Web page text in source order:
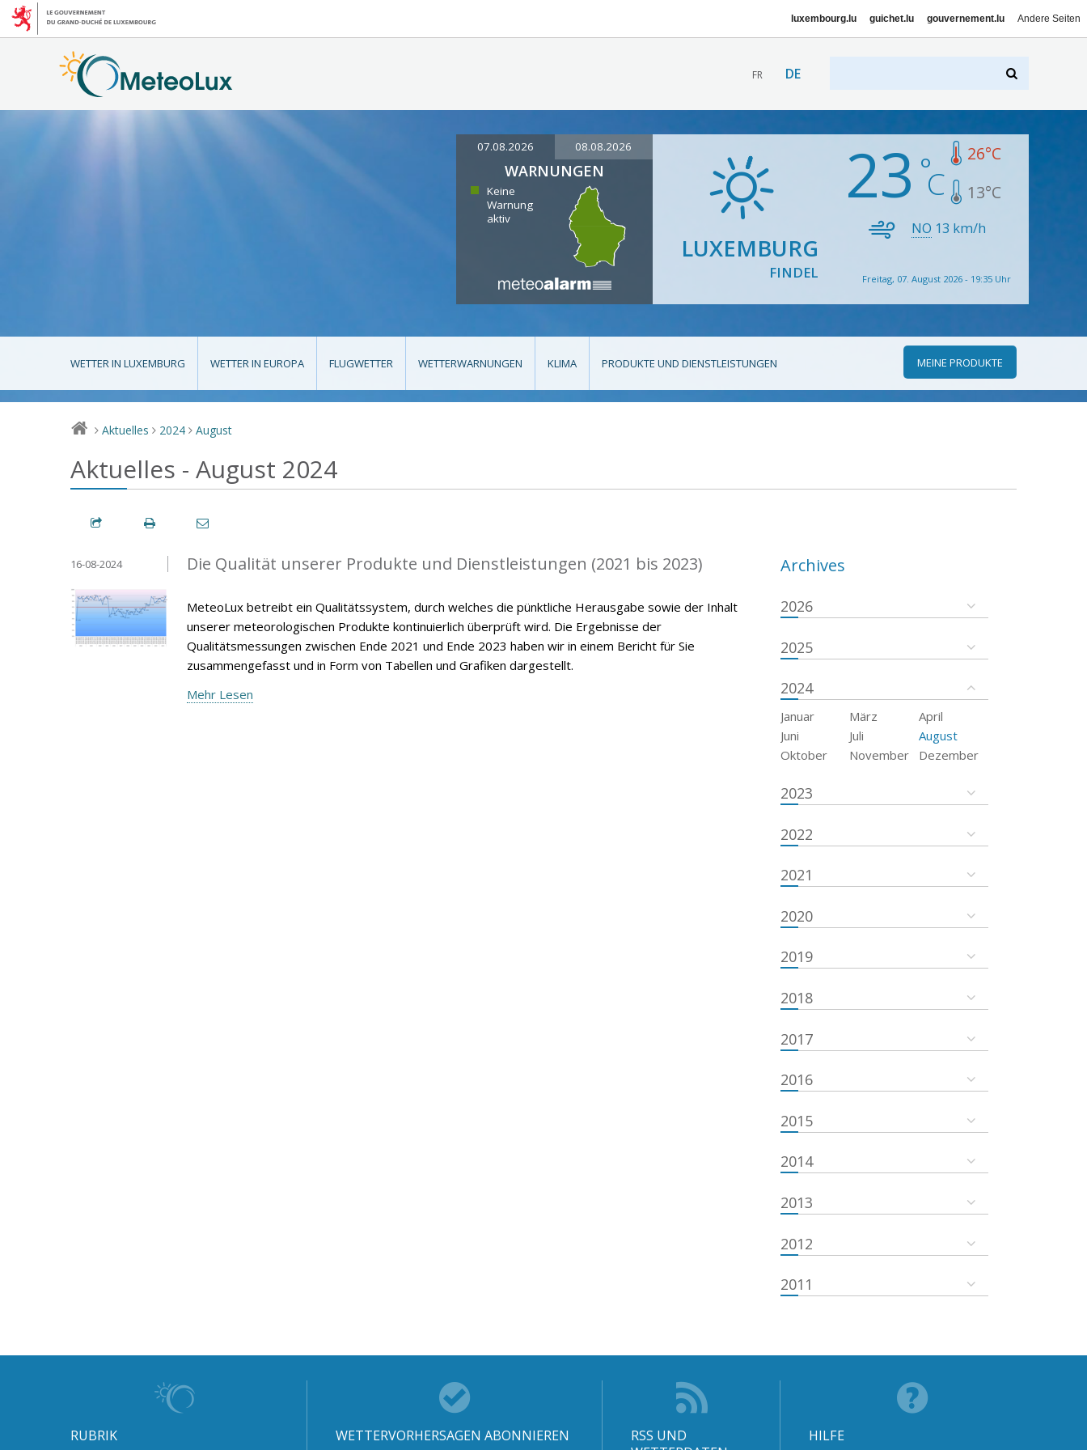
luxembourg.lu guichet.lu gouvernement.lu Andere Seiten
FR DE
07.08.2026 08.08.2026
WARNUNGEN
Keine
Warnung
aktiv
LUXEMBURG
FINDEL
23 26°C
13°C
NO 13 km/h
Freitag, 07. August 2026 - 19:35 Uhr
WETTER IN LUXEMBURG WETTER IN EUROPA FLUGWETTER WETTERWARNUNGEN KLIMA PRODUKTE UND DIENSTLEISTUNGEN MEINE PRODUKTE
> Aktuelles > 2024 > August
Aktuelles - August 2024
Die Qualität unserer Produkte und Dienstleistungen (2021 bis 2023)
16-08-2024
MeteoLux betreibt ein Qualitätssystem, durch welches die pünktliche Herausgabe sowie der Inhalt
unserer meteorologischen Produkte kontinuierlich überprüft wird. Die Ergebnisse der
Qualitätsmessungen zwischen Ende 2021 und Ende 2023 haben wir in einem Bericht für Sie
zusammengefasst und in Form von Tabellen und Grafiken dargestellt.
Mehr Lesen
Archives
2026
2025
2024
Januar März
April
Juni
Juli
August
Oktober
November Dezember
2023
2022
2021
2020
2019
2018
2017
2016
2015
2014
2013
2012
2011
RUBRIK WETTERVORHERSAGEN ABONNIEREN
RSS UND
HILFE